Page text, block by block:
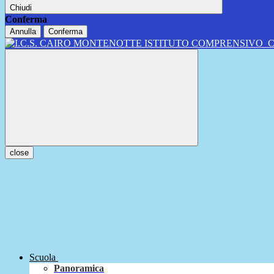
Chiudi
Conferma
Annulla Conferma
ISTITUTO COMPRENSIVO
close
Scuola
Panoramica